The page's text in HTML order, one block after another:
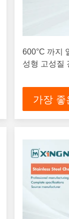
600°C 까지
성형 고성질
가장 좋